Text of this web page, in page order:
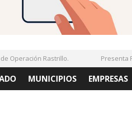
Rastrillo. Presenta
MUNICIPIOS EMPRESAS